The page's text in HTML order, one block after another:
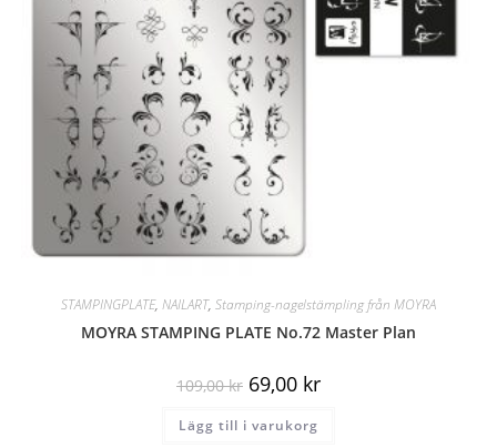
STAMPINGPLATE, NAILART, Stamping-nagelstämpling från MOYRA
MOYRA STAMPING PLATE No.72 Master Plan
109,00kr 69,00 kr
Lägg till i varukorg